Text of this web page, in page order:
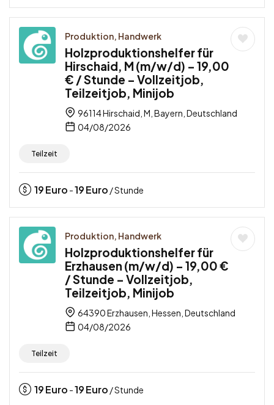
Produktion, Handwerk
Holzproduktionshelfer für
Hirschaid, M (m/w/d) – 19,00
€ / Stunde – Vollzeitjob,
Teilzeitjob, Minijob
96114 Hirschaid, M, Bayern, Deutschland
04/08/2026
Teilzeit
19Euro -19Euro / Stunde
Produktion, Handwerk
Holzproduktionshelfer für
Erzhausen (m/w/d) – 19,00 €
/ Stunde – Vollzeitjob,
Teilzeitjob, Minijob
64390 Erzhausen, Hessen, Deutschland
04/08/2026
Teilzeit
19Euro -19Euro / Stunde